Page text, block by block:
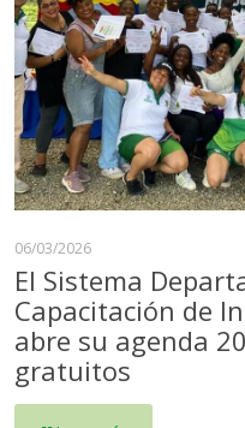
06/03/2026
El Sistema
Capacitación de
abre su agenda
gratuitos